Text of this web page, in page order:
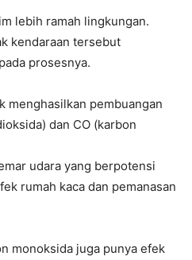
lebih ramah lingkungan.
kendaraan tersebut
prosesnya.
menghasilkan pembuangan
dan CO (karbon
udara yang berpotensi
rumah kaca dan pemanasan
monoksida juga punya efek